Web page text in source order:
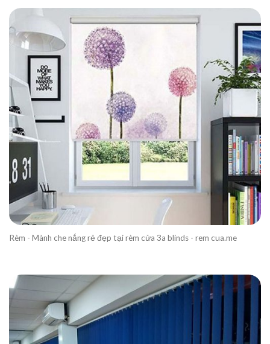
Rèm - Mành che nắng rẻ đẹp tại rèm cửa 3a blinds - rem cua.me